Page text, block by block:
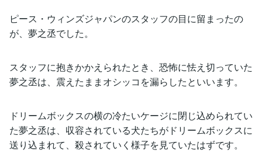
ピース・ウィンズジャパンのスタッフの目に留まったの
が、夢之丞でした。
スタッフに抱きかかえられたとき、恐怖に怯え切っていた
夢之丞は、震えたままオシッコを漏らしたといいます。
ドリームボックスの横の冷たいケージに閉じ込められてい
た夢之丞は、収容されている犬たちがドリームボックスに
送り込まれて、殺されていく様子を見ていたはずです。